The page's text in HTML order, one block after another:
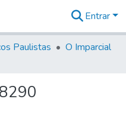
Entrar
Paulistas
O Imparcial